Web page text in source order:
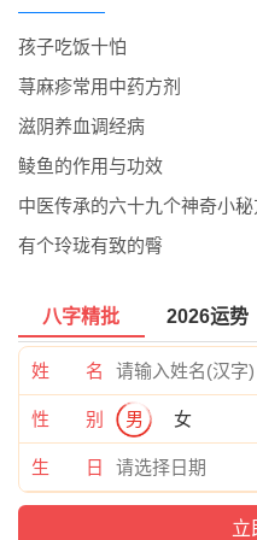
孩子吃饭十怕
荨麻疹常用中药方剂
滋阴养血调经病
鲮鱼的作用与功效
中医传承的六十九个神奇小秘
有个玲珑有致的臀
八字精批 2026运势
姓 名
性 别 男 女
生 日